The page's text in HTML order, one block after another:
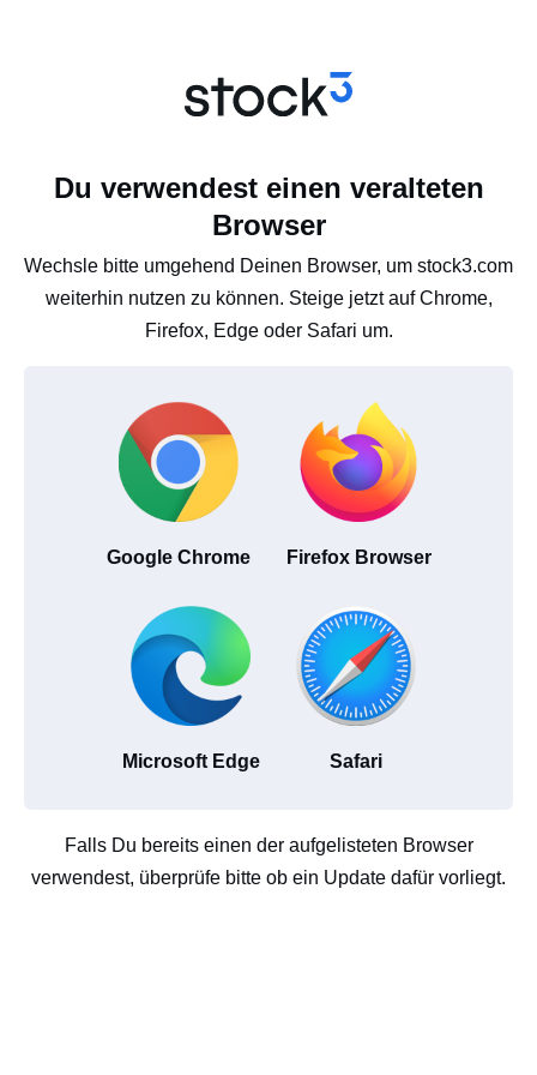
Du verwendest einen veralteten
Browser
Wechsle bitte umgehend Deinen Browser, um stock3.com
weiterhin nutzen zu können. Steige jetzt auf Chrome,
Firefox, Edge oder Safari um.
Google Chrome Firefox Browser
Microsoft Edge Safari
Falls Du bereits einen der aufgelisteten Browser
verwendest, überprüfe bitte ob ein Update dafür vorliegt.